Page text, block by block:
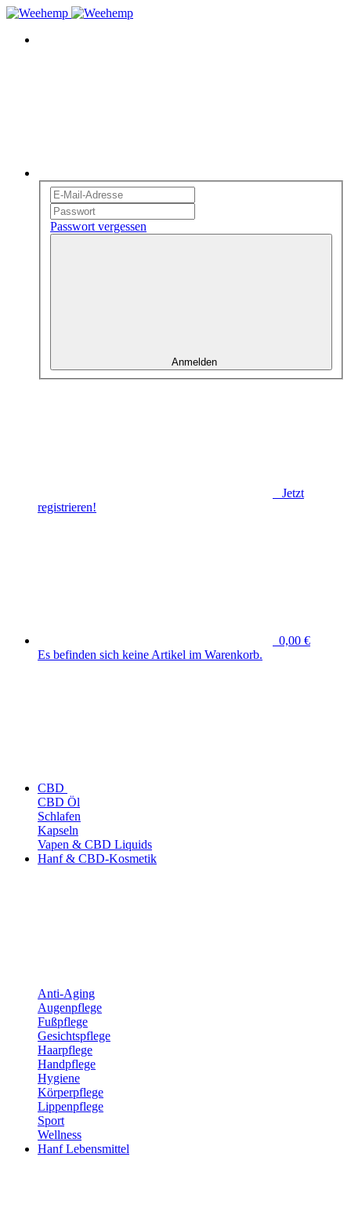
Passwort vergessen
Anmelden
Jetzt
registrieren!
0,00 €
Es befinden sich keine Artikel im Warenkorb.
CBD
CBD Öl
Schlafen
Kapseln
Vapen & CBD Liquids
Hanf & CBD-Kosmetik
Anti-Aging
Augenpflege
Fußpflege
Gesichtspflege
Haarpflege
Handpflege
Hygiene
Körperpflege
Lippenpflege
Sport
Wellness
Hanf Lebensmittel